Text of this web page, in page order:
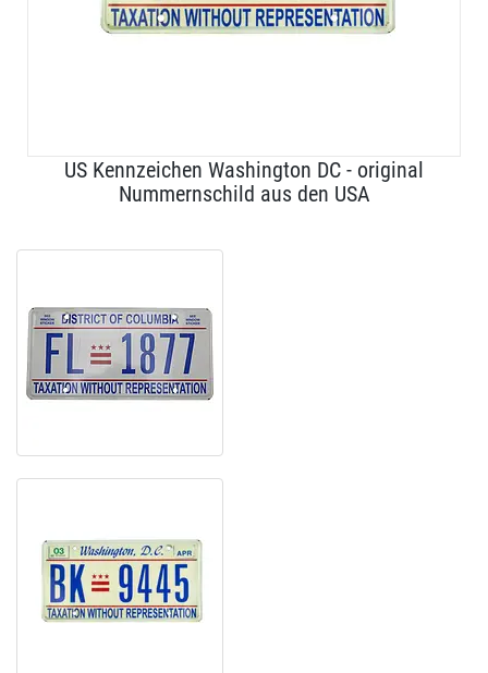
US Kennzeichen Washington DC - original
Nummernschild aus den USA